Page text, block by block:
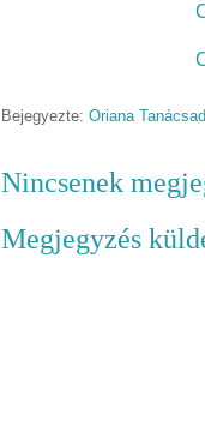
Bejegyezte: Oriana
Nincsenek
Megjegyzés